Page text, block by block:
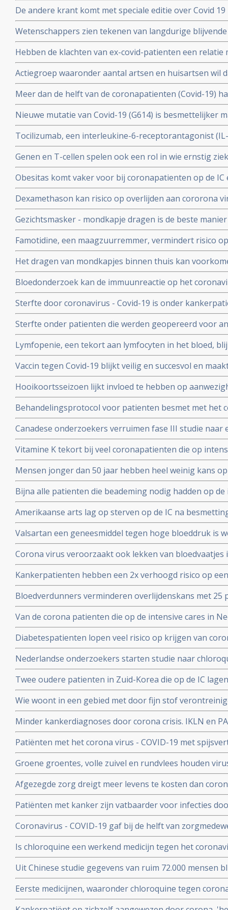
mensen had antistoffen en immuniteit.
De andere krant komt met speciale editie over Covid
kritische artikelen die zeker ook gelezen zouden
Wetenschappers zien tekenen van langdurige
coronavirus - Covid-19, zelfs na milde infecties. Blijkt
Hebben de klachten van ex-covid-patienten een relatie
vermoeidheidssyndroom? Er zijn wel heel veel
wetenschappers
Actiegroep waaronder aantal artsen en huisartsen wil
mogelijkheid moet krijgen om de huisarts te vragen
standaard aanpak voor covid-19 zoals die nu geldt.
Meer dan de helft van de coronapatienten (Covid-19)
hoest (84%), koorts (80%), spierpijn (63%), koude
hoofdpijn (59%), en kortademigheid (57%)
Nieuwe mutatie van Covid-19 (G614) is besmettelijker
verklaart hoge aantal besmettingen in USA. En
D614 van het Covid-19 virus over zodra deze kruisen.
Tocilizumab, een interleukine-6-receptorantagonist
verbetert overleving, minder mechanische beademing
klachten van patienten met het cytokine-release-
COVID-19
Genen en T-cellen spelen ook een rol in wie ernstig
minder ziek blijkt uit verschillende nieuwe studies
Obesitas komt vaker voor bij coronapatienten op de
met de algehele bevolking in Frankrijk. Ook elders is
te krijgen
Dexamethason kan risico op overlijden aan cororona
wanneer patienten eenmaal aan de beademing liggen.
Gezichtsmasker - mondkapje dragen is de beste
coronavirus - Covid-19 te verminderen. Blijkt uit grote
Famotidine, een maagzuurremmer, vermindert risico
COVID-19, en voorkomt dat er mechanisch beademd
onder 1000 coronapatienten
Het dragen van mondkapjes binnen thuis kan
besmet worden met het coronavirus - COVID-19 blijkt
Bloedonderzoek kan de immuunreactie op het
volgen en voorspellen hoe de ziekte zich zal
Sterfte door coronavirus - Covid-19 is onder
met mensen zonder kanker maar voor extra risico
bewijs. Blijkt uit grote internationale studie.
Sterfte onder patienten die werden geopereerd voor
beduidend hoger bij mensen die vooraf of binnen een
met het coronavirus - Covid-19 blijkt uit grote
Lymfopenie, een tekort aan lymfocyten in het bloed,
ernst van klachten en sterfterisico bij patienten
19
Vaccin tegen Covid-19 blijkt veilig en succesvol en
van de 108 deelnemers aan Chinese studie
Hooikoortsseizoen lijkt invloed te hebben op
virus (COVID-19) blijkt uit studie van Erasmus MC
Behandelingsprotocol voor patienten besmet met het
combinatie van corticosteroïden, hoge dosis
bloedverdunners blijkt succesvolle aanpak
Canadese onderzoekers verruimen fase III studie
dosis vitamine C bij sepsis met opnemen van patienten
studieprotocol
Vitamine K tekort bij veel coronapatienten die op
en beademing nodig hadden blijkt uit Nederlands
Mensen jonger dan 50 jaar hebben heel weinig kans
met het coronavirus, blijkt uit onderzoek van de
Bijna alle patienten die beademing nodig hadden op
Yorkse ziekenhuizen overleden (88 procent).
waren de belangrijkste factoren
Amerikaanse arts lag op sterven op de IC na
infusen met hoge dosis vitamine C redde zijn leven
Valsartan een geneesmiddel tegen hoge bloeddruk is
het corona virus. Nederlandse onderzoekers aan de
gerandomiseerd onderzoek. ]
Corona virus veroorzaakt ook lekken van
de ACE2-receptoren en maakt dit corona virus nog
onderzoekers aan de Radboud universiteit
Kankerpatienten hebben een 2x verhoogd risico op
virus blijkt uit studie in Wujang. Waarschijnlijk doordat
Bloedverdunners verminderen overlijdenskans met
corona virus die een SOHA score - sepsis-
hadden bij opname op de Intensive Care
Van de corona patienten die op de intensive cares in
32 procent mensen met ernstig overgewicht en
Diabetespatienten lopen veel risico op krijgen van
eerste Nederlandse onderzoek onder 100 patienten.
Nederlandse onderzoekers starten studie naar
patienten die besmet zijn met het coronavirus - COVID-
Twee oudere patienten in Zuid-Korea die op de IC
corona virus door bloedplasma behandeling van
Wie woont in een gebied met door fijn stof
groter risico op overlijden aan corona virus in
zuiverder lucht
Minder kankerdiagnoses door corona crisis. IKLN en
effecten op langere termijn schrijven zij in een brief.
Patiënten met het corona virus - COVID-19 met
slechtere prognose om te overleven dan patiënten
Groene groentes, volle zuivel en rundvlees houden
blijkt uit studie van kinderarts Ellen van der Gaag. En
virus (COVID-19)
Afgezegde zorg dreigt meer levens te kosten dan
van Gupta Strategists, een adviesbureau gericht op de
Patiënten met kanker zijn vatbaarder voor infecties
(beenmergonderdrukking) veroorzaakt door hun
overleden daardoor relatief meer kankerpatienten
Coronavirus - COVID-19 gaf bij de helft van
verkoudheid en geen koorts en zij bleven gewoon
onderzoek bij 86 zorgmedewerkers
Is chloroquine een werkend medicijn tegen het
wel op. Hier een paar studies
Uit Chinese studie gegevens van ruim 72.000 mensen
mensen besmet met het corona virus - Covid-19
herstelt
Eerste medicijnen, waaronder chloroquine tegen
uitstekend te werken. 80 procent minder virus in bloed,